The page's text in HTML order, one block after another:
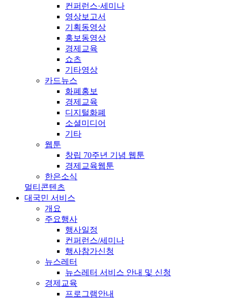
컨퍼런스·세미나
영상보고서
기획동영상
홍보동영상
경제교육
쇼츠
기타영상
카드뉴스
화폐홍보
경제교육
디지털화폐
소셜미디어
기타
웹툰
창립 70주년 기념 웹툰
경제교육웹툰
한은소식
멀티콘텐츠
대국민 서비스
개요
주요행사
행사일정
컨퍼런스/세미나
행사참가신청
뉴스레터
뉴스레터 서비스 안내 및 신청
경제교육
프로그램안내